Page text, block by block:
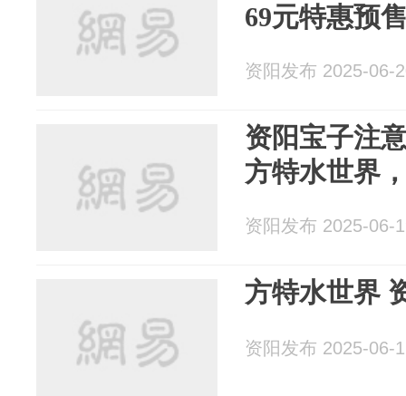
69元特惠预
资阳发布 2025-06-
资阳宝子注
方特水世界
资阳发布 2025-06-
方特水世界
资阳发布 2025-06-